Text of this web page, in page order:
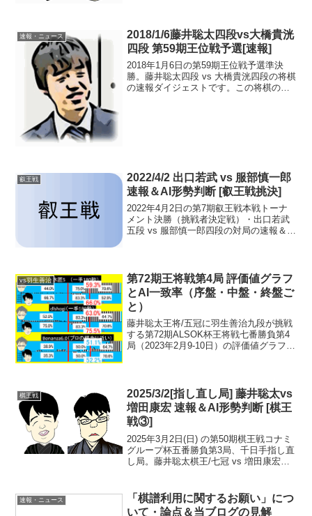
断はコチラ>>藤井vs三浦 AI...
速報・ニュース
2018/1/6藤井聡太四段vs大橋貴洸
四段 第59期王位戦予選[速報]
2018年1月6日の第59期王位戦予選準決
勝。藤井聡太四段 vs 大橋貴洸四段の将棋
の速報ダイジェストです。この将棋の棋
叡王戦
2022/4/2 出口若武 vs 服部慎一郎
速報＆AI形勢判断 [叡王戦挑決]
2022年4月2日の第7期叡王戦本戦トーナ
メント決勝（挑戦者決定戦）・出口若武
五段 vs 服部慎一郎四段の対局の速報＆AI
ち。第...
vs羽生善治
第72期王将戦第4局 評価値グラフ
とAI一致率（序盤・中盤・終盤ご
と）
藤井聡太王将/五冠に羽生善治九段が挑戦
する第72期ALSOK杯王将戦七番勝負第4
局（2023年2月9-10日）の評価値グラフと
棋王戦
2025/3/2[指し直し局] 藤井聡太vs
増田康宏 速報＆AI形勢判断 [棋王
戦③]
2025年3月2日(日) の第50期棋王戦コナミ
グループ杯五番勝負第3局、千日手指し直
し局。藤井聡太棋王/七冠 vs 増田康宏八
説・消費時間ほか情報20:55頃確認ま...
速報・ニュース
「棋譜利用に関するお願い」につ
いて・論点＆当ブログの見解